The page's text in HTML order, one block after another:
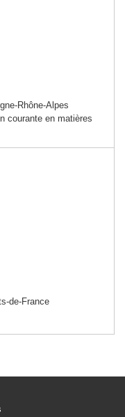
Rhône-Alpes
courante en matières
de-France